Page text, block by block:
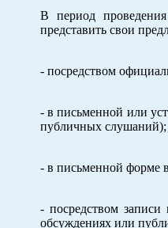
В период
представить свои
- посредством
- в письменной или
публичных слушаний);
- в письменной форме
- посредством
обсуждениях или